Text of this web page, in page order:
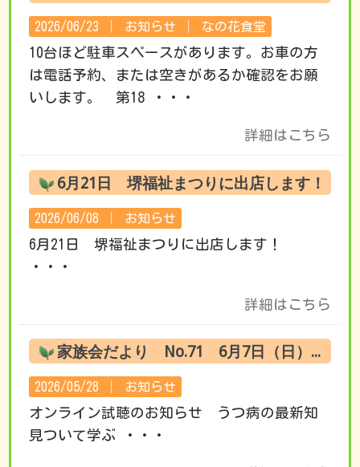
2026/06/23 │ お知らせ なの花食堂
10台ほど駐車スペースがあります。お車の方
は電話予約、または空きがあるか確認をお願
いします。 第18 ・・・
詳細はこちら
6月21日 堺福祉まつりに出店します！
2026/06/08 │ お知らせ
6月21日 堺福祉まつりに出店します！
・・・
詳細はこちら
家族会だより No.71 6月7日（日） オンライン試聴のお知らせ
2026/05/28 │ お知らせ
オンライン試聴のお知らせ うつ病の最新知
見ついて学ぶ ・・・